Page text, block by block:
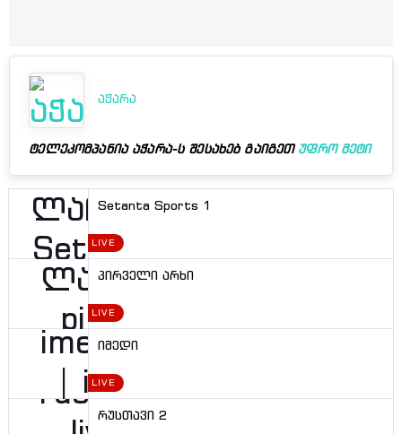
აჭარა
ტელეკომპანია აჭარა-ს შესახებ გაიგეთ უფრო მეტი
Setanta Sports 1
LIVE
პირველი არხი
LIVE
იმედი
LIVE
რუსთავი 2